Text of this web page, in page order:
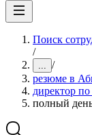
Поиск
/
... /
резюме в
директор
полный